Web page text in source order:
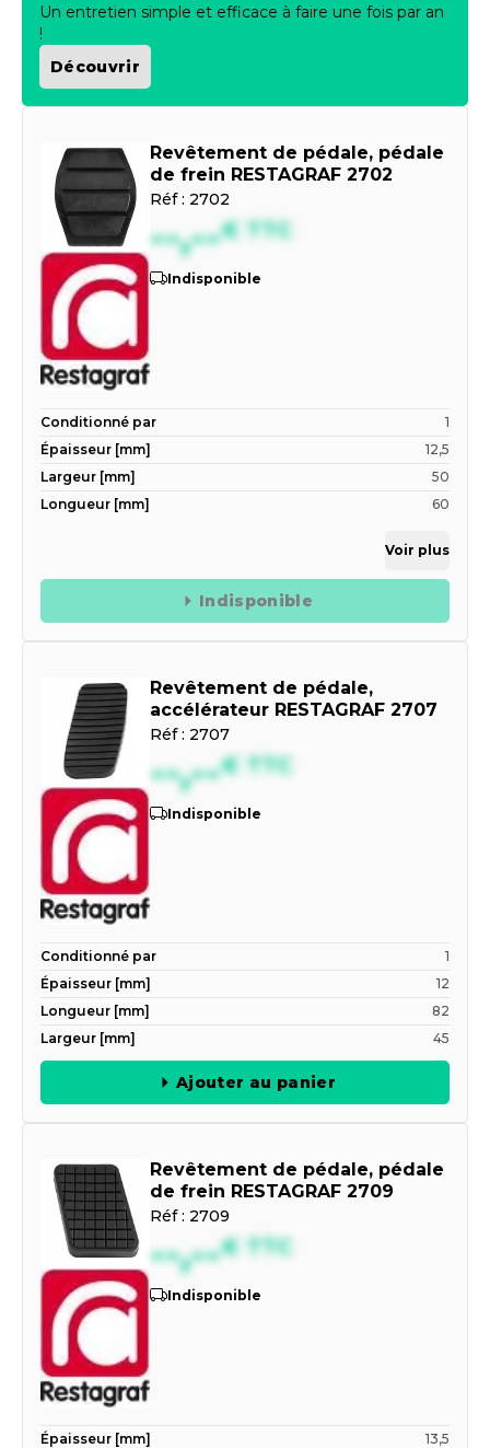
Un entretien simple et efficace à faire une fois par an
!
Découvrir
Revêtement de pédale, pédale
de frein RESTAGRAF 2702
Réf : 2702
--,--€ TTC
Indisponible
Conditionné par
1
Épaisseur [mm]
12,5
Largeur [mm]
50
Longueur [mm]
60
Voir plus
Indisponible
Revêtement de pédale,
accélérateur RESTAGRAF 2707
Réf : 2707
--,--€ TTC
Indisponible
Conditionné par
1
Épaisseur [mm]
12
Longueur [mm]
82
Largeur [mm]
45
Ajouter au panier
Revêtement de pédale, pédale
de frein RESTAGRAF 2709
Réf : 2709
--,--€ TTC
Indisponible
Épaisseur [mm]
13,5